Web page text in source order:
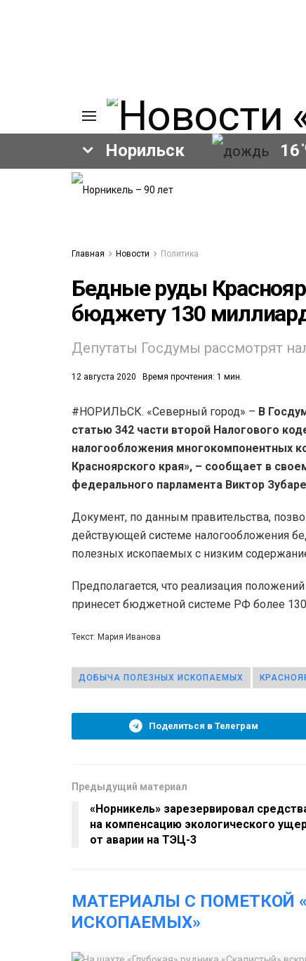
Норильск 16
Главная Новости Политика
Бедные руды
бюджету 130
Депутаты Госдумы рассмотрят
12 августа 2020 Время прочтения: 1 мин.
#НОРИЛЬСК. «Северный город» – В
статью 342 части второй Налогового
налогообложения многокомпонентных
Красноярского края», – сообщает в
федерального парламента Виктор
Документ, по данным правительства,
действующей системе налогообложения
полезных ископаемых с низким
Предполагается, что реализация
принесет бюджетной системе РФ более
Текст: Мария Иванова
ДОБЫЧА ПОЛЕЗНЫХ ИСКОПАЕМЫХ
Поделиться в Телеграм
Предыдущий материал
«Норникель» зарезервировал
на компенсацию экологического
от аварии на ТЭЦ-3
МАТЕРИАЛЫ С ПОМЕТКОЙ
ИСКОПАЕМЫХ»